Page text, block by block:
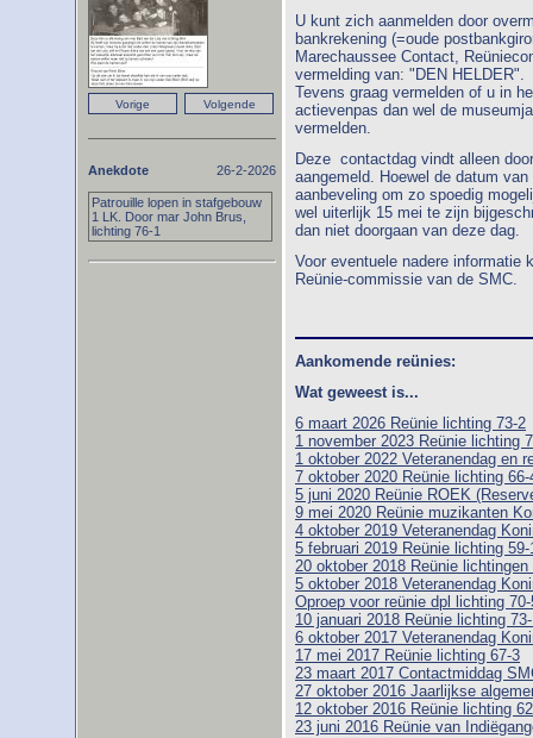
U kunt zich aanmelden door
bankrekening (=oude
Marechaussee Contact,
vermelding van: "DEN HELDER".
Tevens graag vermelden of u in
actievenpas dan wel de
vermelden.
Deze contactdag vindt alleen
aangemeld. Hoewel de datum
aanbeveling om zo spoedig
wel uiterlijk 15 mei te zijn
dan niet doorgaan van deze dag.
Voor eventuele nadere informatie
Reünie-commissie van de SMC.
Aankomende reünies:
Wat geweest is...
6 maart 2026 Reünie lichting 73-2
1 november 2023 Reünie lichting
1 oktober 2022 Veteranendag en
7 oktober 2020 Reünie lichting 66-
5 juni 2020 Reünie ROEK
9 mei 2020 Reünie muzikanten
4 oktober 2019 Veteranendag
5 februari 2019 Reünie lichting 59-
20 oktober 2018 Reünie
5 oktober 2018 Veteranendag
Oproep voor reünie dpl lichting
10 januari 2018 Reünie lichting
6 oktober 2017 Veteranendag
17 mei 2017 Reünie lichting 67-3
23 maart 2017 Contactmiddag
27 oktober 2016 Jaarlijkse
12 oktober 2016 Reünie lichting
23 juni 2016 Reünie van
Anekdote 26-2-2026
Patrouille lopen in stafgebouw
1 LK. Door mar John Brus,
lichting 76-1